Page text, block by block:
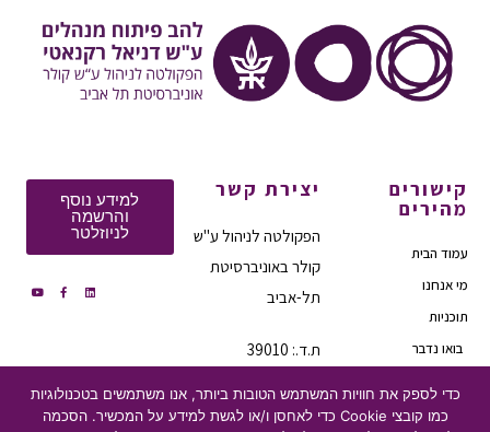
קישורים
מהירים
עמוד הבית
מי אנחנו
תוכניות
בואו נדבר
מדיניות פרטיות
יצירת קשר
הפקולטה לניהול ע"ש
קולר באוניברסיטת
תל-אביב
ת.ד.: 39010
טלפון:03-6406626
למידע נוסף
והרשמה
לניוזלטר
כדי לספק את חוויות המשתמש הטובות ביותר, אנו משתמשים בטכנולוגיות
כמו קובצי Cookie כדי לאחסן ו/או לגשת למידע על המכשיר. הסכמה